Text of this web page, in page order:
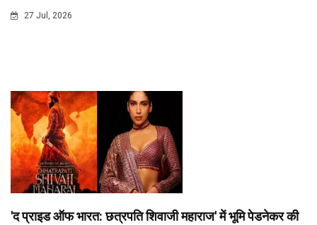
27 Jul, 2026
'द प्राइड ऑफ भारत: छत्रपति शिवाजी महाराज' में भूमि पेडनेकर की